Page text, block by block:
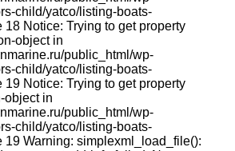
child/yatco/listing-boats-
Notice: Trying to get property
object in
public_html/wp-
child/yatco/listing-boats-
Notice: Trying to get property
object in
public_html/wp-
child/yatco/listing-boats-
19 Warning: simplexml_load_file():